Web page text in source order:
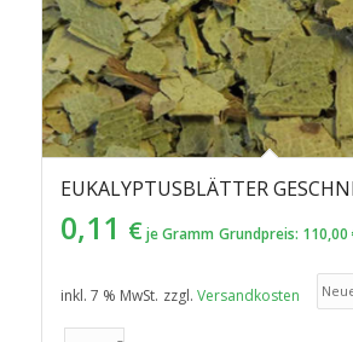
EUKALYPTUSBLÄTTER
0,11 € je Gramm Grundpreis: 110,00
inkl. 7 % MwSt. zzgl. Versandkosten